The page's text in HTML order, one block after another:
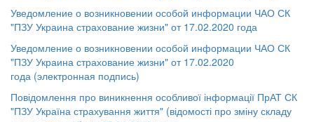
Уведомление о возникновении особой информации ЧАО СК
"ПЗУ Украина страхование жизни" от 17.02.2020 года
Уведомление о возникновении особой информации ЧАО СК
"ПЗУ Украина страхование жизни" от 17.02.2020
года (электронная подпись)
Повідомлення про виникнення особливої інформації ПрАТ СК
"ПЗУ Україна страхування життя" (відомості про зміну складу